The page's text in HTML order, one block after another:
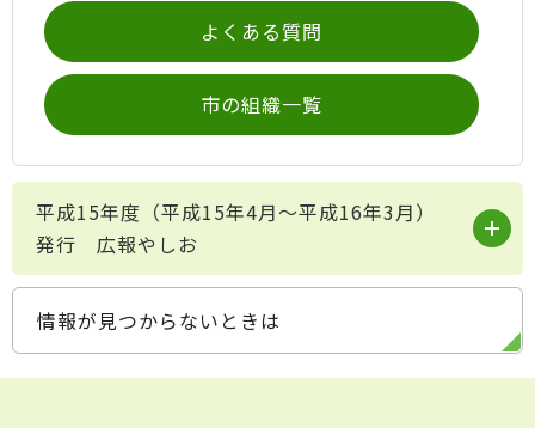
よくある質問
市の組織一覧
平成15年度（平成15年4月～平成16年3月）
発行 広報やしお
情報が見つからないときは